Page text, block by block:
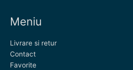
Meniu
Livrare si retur
Contact
Favorite